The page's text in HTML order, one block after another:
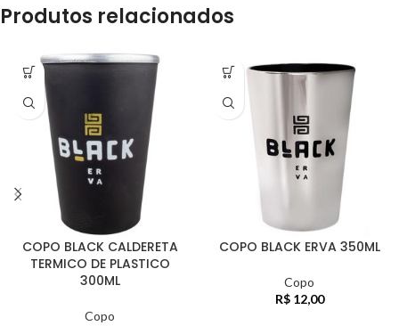
Produtos relacionados
COPO BLACK CALDERETA
TERMICO DE PLASTICO
300ML
Copo
COPO BLACK ERVA 350ML
Copo
R$12,00